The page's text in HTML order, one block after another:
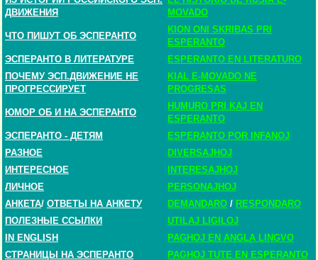
ДВИЖЕНИЯ
MOVADO
ЧТО ПИШУТ ОБ ЭСПЕРАНТО
KION ONI SKRIBAS PRI
ESPERANTO
ЭСПЕРАНТО В ЛИТЕРАТУРЕ
ESPERANTO EN LITERATURO
ПОЧЕМУ ЭСП.ДВИЖЕНИЕ НЕ
ПРОГРЕССИРУЕТ
KIAL E-MOVADO NE
PROGRESAS
ЮМОР ОБ И НА ЭСПЕРАНТО
HUMURO PRI KAJ EN
ESPERANTO
ЭСПЕРАНТО - ДЕТЯМ
ESPERANTO POR INFANOJ
РАЗНОЕ
DIVERSAJHOJ
ИНТЕРЕСНОЕ
INTERESAJHOJ
ЛИЧНОЕ
PERSONAJHOJ
АНКЕТА/ ОТВЕТЫ НА АНКЕТУ DEMANDARO / RESPONDARO
ПОЛЕЗНЫЕ ССЫЛКИ
UTILAJ LIGILOJ
IN ENGLISH
PAGHOJ EN ANGLA LINGVO
СТРАНИЦЫ НА ЭСПЕРАНТО
PAGHOJ TUTE EN ESPERANTO